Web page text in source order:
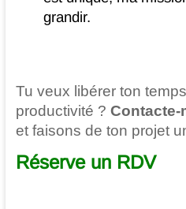
grandir.
Tu veux libérer ton
productivité ? Contacte-
et faisons de ton projet
Réserve un RDV